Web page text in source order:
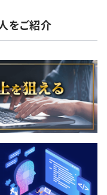
せん）
をご紹介